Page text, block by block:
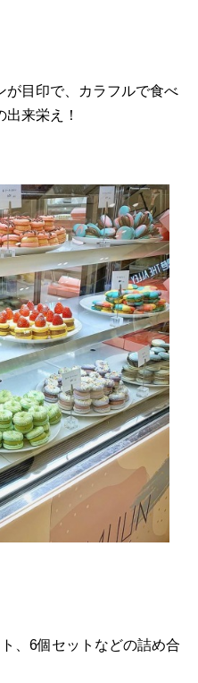
が目印で、カラフルで食べ
来栄え！
、6個セットなどの詰め合